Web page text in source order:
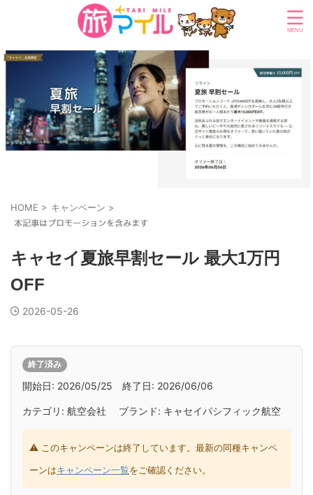
HOME > キャンペーン >
キャセイ夏旅早割セール 最大1万円
OFF
2026-05-26
終了済み
開始日: 2026/05/25 終了日: 2026/06/06
カテゴリ: 航空会社 ブランド: キャセイパシフィック航空
⚠ このキャンペーンは終了しています。最新の同種キャンペ
ーンはキャンペーン一覧をご確認ください。